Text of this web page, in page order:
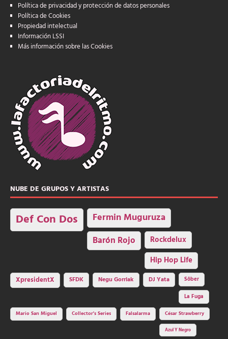
Política de privacidad y protección de datos personales
Política de Cookies
Propiedad intelectual
Información LSSI
Más información sobre las Cookies
NUBE DE GRUPOS Y ARTISTAS
Def Con Dos Fermin Muguruza
Barón Rojo Rockdelux
Hip Hop Life
XpresidentX SFDK Negu Gorriak DJ Yata
Sôber
La Fuga
Mario San Miguel
Collector's Series Falsalarma César Strawberry
Azul Y Negro